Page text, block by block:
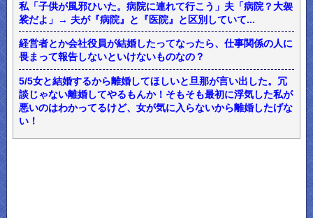
私「子供が風邪ひいた。病院に連れて行こう」夫「病院？大袈
裟だよ」→ 夫が『病院』と『医院』と区別していて...
経営者とか会社役員が結婚したってなったら、仕事関係の人に
畏まって報告しないといけないものなの？
5/5女と結婚するから離婚してほしいと旦那が言い出した。冗
談じゃない離婚してやるもんか！そもそも最初に浮気した私が
悪いのはわかってるけど、女が気に入らないから離婚したげな
い！